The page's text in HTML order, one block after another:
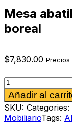
Mesa
boreal
$7,830.00 Precios
Mesa
abatible
217
color
ébano
boreal
Añadir al
SKU: Categories:
MobiliarioTags: